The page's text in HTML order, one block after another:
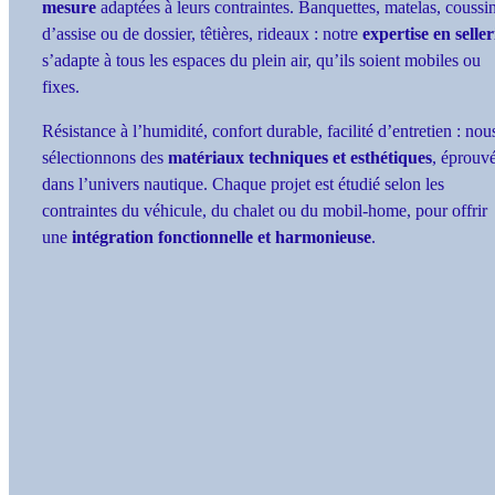
mesure adaptées à leurs contraintes. Banquettes, matelas,
d’assise ou de dossier, têtières, rideaux : notre expertise en
s’adapte à tous les espaces du plein air, qu’ils soient mobiles ou
fixes.
Résistance à l’humidité, confort durable, facilité d’entretien :
sélectionnons des matériaux techniques et esthétiques,
dans l’univers nautique. Chaque projet est étudié selon les
contraintes du véhicule, du chalet ou du mobil-home, pour offrir
une intégration fonctionnelle et harmonieuse.